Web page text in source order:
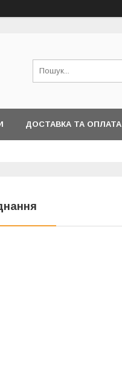
ДОСТАВКА ТА ОПЛАТА